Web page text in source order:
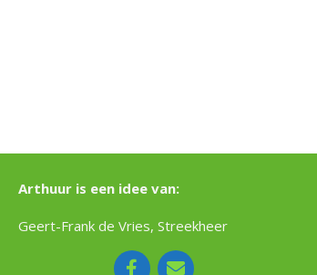
Arthuur is een idee van:
Geert-Frank de Vries, Streekheer